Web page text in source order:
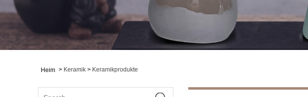
Heim > Keramik > Keramikprodukte